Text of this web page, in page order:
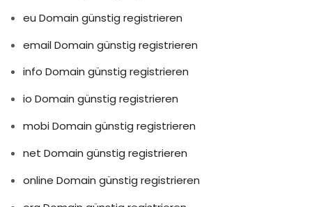
eu Domain günstig registrieren
email Domain günstig registrieren
info Domain günstig registrieren
io Domain günstig registrieren
mobi Domain günstig registrieren
net Domain günstig registrieren
online Domain günstig registrieren